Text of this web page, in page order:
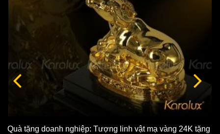
Quà tặng doanh nghiệp: Tượng linh vật mạ vàng 24K tặng